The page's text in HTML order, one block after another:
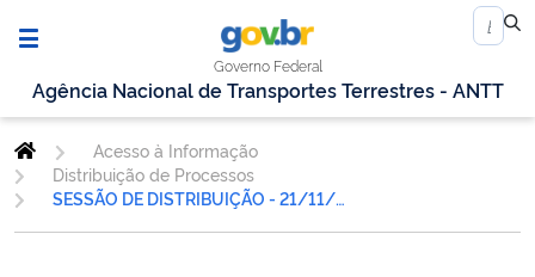
Governo Federal
Agência Nacional de Transportes Terrestres - ANTT
Acesso à Informação
Distribuição de Processos
SESSÃO DE DISTRIBUIÇÃO - 21/11/2023